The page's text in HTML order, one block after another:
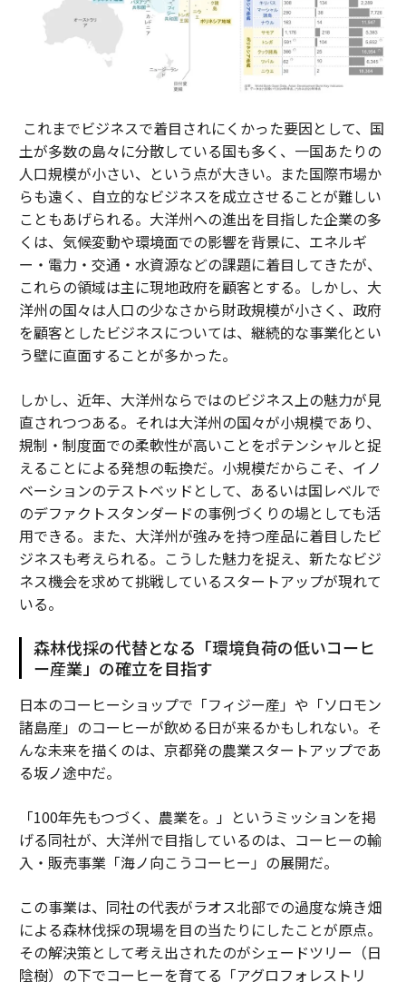
これまでビジネスで着目されにくかった要因として、国
土が多数の島々に分散している国も多く、一国あたりの
人口規模が小さい、という点が大きい。また国際市場か
らも遠く、自立的なビジネスを成立させることが難しい
こともあげられる。大洋州への進出を目指した企業の多
くは、気候変動や環境面での影響を背景に、エネルギ
ー・電力・交通・水資源などの課題に着目してきたが、
これらの領域は主に現地政府を顧客とする。しかし、大
洋州の国々は人口の少なさから財政規模が小さく、政府
を顧客としたビジネスについては、継続的な事業化とい
う壁に直面することが多かった。
しかし、近年、大洋州ならではのビジネス上の魅力が見
直されつつある。それは大洋州の国々が小規模であり、
規制・制度面での柔軟性が高いことをポテンシャルと捉
えることによる発想の転換だ。小規模だからこそ、イノ
ベーションのテストベッドとして、あるいは国レベルで
のデファクトスタンダードの事例づくりの場としても活
用できる。また、大洋州が強みを持つ産品に着目したビ
ジネスも考えられる。こうした魅力を捉え、新たなビジ
ネス機会を求めて挑戦しているスタートアップが現れて
いる。
森林伐採の代替となる「環境負荷の低いコーヒ
ー産業」の確立を目指す
日本のコーヒーショップで「フィジー産」や「ソロモン
諸島産」のコーヒーが飲める日が来るかもしれない。そ
んな未来を描くのは、京都発の農業スタートアップであ
る坂ノ途中だ。
「100年先もつづく、農業を。」というミッションを掲
げる同社が、大洋州で目指しているのは、コーヒーの輸
入・販売事業「海ノ向こうコーヒー」の展開だ。
この事業は、同社の代表がラオス北部での過度な焼き畑
による森林伐採の現場を目の当たりにしたことが原点。
その解決策として考え出されたのがシェードツリー（日
陰樹）の下でコーヒーを育てる「アグロフォレストリ